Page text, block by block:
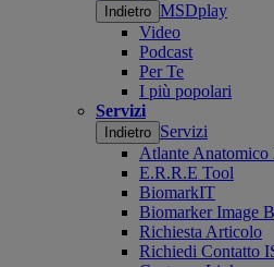
Indietro MSDplay
Video
Podcast
Per Te
I più popolari
Servizi
Indietro Servizi
Atlante Anatomico
E.R.R.E Tool
BiomarkIT
Biomarker Image
Richiesta Articolo
Richiedi Contatto